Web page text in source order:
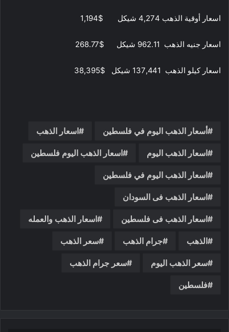
اسعار أوقية الذهب 4,274 شيكل $1,194
اسعار جنيه الذهب 962.11 شيكل $268.77
اسعار كيلو الذهب 137,441 شيكل $38,395
أسعار الذهب اليوم في فلسطين اسعار الذهب
اسعار الذهب اليوم اسعار الذهب اليوم فلسطين
اسعار الذهب اليوم في فلسطين
اسعار الذهب فى السودان
اسعار الذهب فى فلسطين اسعار الذهب والعمله
الذهب جرام الذهب سعر الذهب
سعر الذهب اليوم سعر جرام الذهب
فلسطين